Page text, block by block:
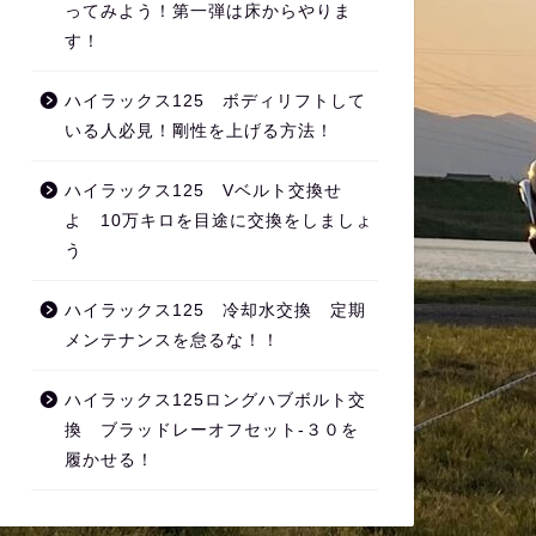
ってみよう！第一弾は床からやりま
す！
ハイラックス125 ボディリフトして
いる人必見！剛性を上げる方法！
ハイラックス125 Vベルト交換せ
よ 10万キロを目途に交換をしましょ
う
ハイラックス125 冷却水交換 定期
メンテナンスを怠るな！！
ハイラックス125ロングハブボルト交
換 ブラッドレーオフセット‐３０を
履かせる！